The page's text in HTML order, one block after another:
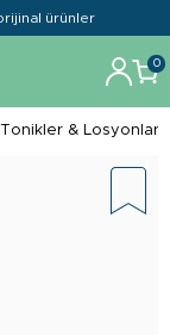
ürünler
0
Tonikler & Losyonlar